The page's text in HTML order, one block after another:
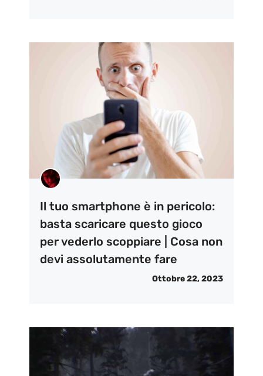
Il tuo smartphone è in pericolo:
basta scaricare questo gioco
per vederlo scoppiare | Cosa non
devi assolutamente fare
Ottobre 22, 2023